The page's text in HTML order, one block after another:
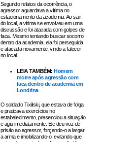
Segundo relatos da ocorrência, o
agressor aguardava a vítima no
estacionamento da academia. Ao sair
do local, a vítima se envolveu em uma
discussão e foi atacada com golpes de
faca. Mesmo tentando buscar socorro
dentro da academia, ela foi perseguida
e atacada novamente, vindo a falecer
no local.
LEIA TAMBÉM:Homem
morre após agressão com
faca dentro de academia em
Londrina
O soldado Tixiliski, que estava de folga
e praticava exercícios no
estabelecimento, presenciou a situação
e agiu imediatamente. Ele deu voz de
prisão ao agressor, forçando-o a largar
a arma e imobilizando-o, evitando que